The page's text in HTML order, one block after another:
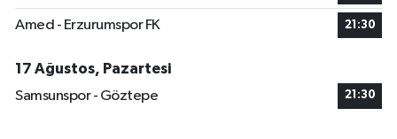
Amed - Erzurumspor FK 21:30
17 Ağustos, Pazartesi
Samsunspor - Göztepe
21:30